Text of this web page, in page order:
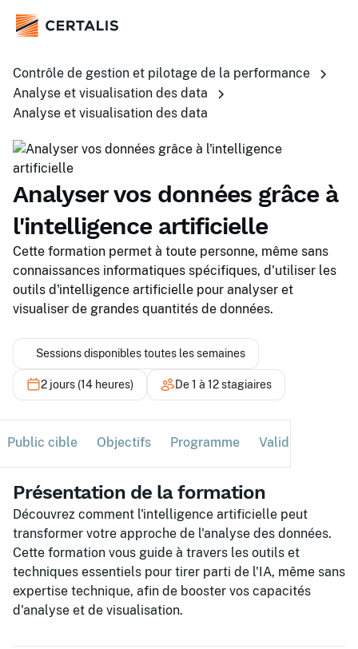
Contrôle de gestion et pilotage de la performance
Analyse et visualisation des data
Analyse et visualisation des data
Analyser vos données grâce à
l'intelligence artificielle
Cette formation permet à toute personne, même sans
connaissances informatiques spécifiques, d'utiliser les
outils d'intelligence artificielle pour analyser et
visualiser de grandes quantités de données.
Sessions disponibles toutes les semaines
2 jours (14 heures) De 1 à 12 stagiaires
Public cible Objectifs Programme Validation
Présentation de la formation
Découvrez comment l'intelligence artificielle peut
transformer votre approche de l'analyse des données.
Cette formation vous guide à travers les outils et
techniques essentiels pour tirer parti de l'IA, même sans
expertise technique, afin de booster vos capacités
d'analyse et de visualisation.